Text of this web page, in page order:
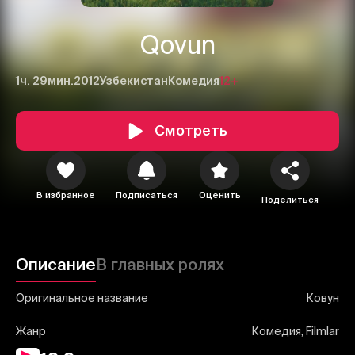
Qovun
1ч. 29мин.2012Узбекистан Комедия12+
Смотреть
В избранное Подписаться Оценить Поделиться
ОписаниеВ главных ролях
Оригинальное название Ковун
Жанр Комедия, Filmlar
1 2 3
Отправить
Отменить Авторизоваться